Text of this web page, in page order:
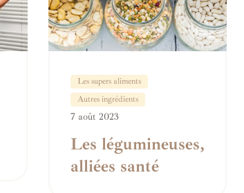
Les supers aliments
Autres ingrédients
7 août 2023
Les légumineuses,
alliées santé